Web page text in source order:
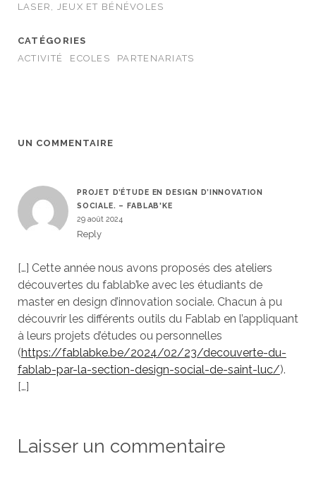
LASER, JEUX ET BÉNÉVOLES
CATÉGORIES
ACTIVITÉ
ECOLES PARTENARIATS
UN COMMENTAIRE
PROJET D’ÉTUDE EN DESIGN D’INNOVATION
SOCIALE. – FABLAB'KE
29 août 2024
Reply
[…] Cette année nous avons proposés des ateliers
découvertes du fablab’ke avec les étudiants de
master en design d’innovation sociale. Chacun à pu
découvrir les différents outils du Fablab en l’appliquant
à leurs projets d’études ou personnelles
(https://fablabke.be/2024/02/23/decouverte-du-
fablab-par-la-section-design-social-de-saint-luc/).
[…]
Laisser un commentaire